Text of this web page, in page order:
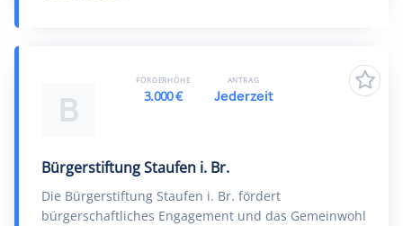
B
Bürgerstiftung Staufen i. Br.
Die Bürgerstiftung Staufen i. Br. fördert
bürgerschaftliches Engagement und das Gemeinwohl
FÖRDERHÖHE
3.000 €
ANTRAG
Jederzeit